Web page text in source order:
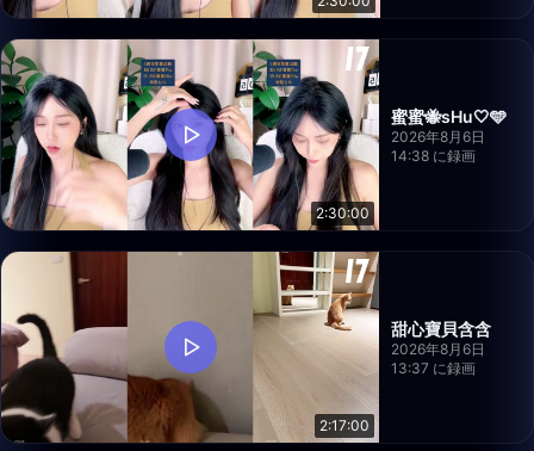
2:30:00
蜜蜜🐝sHu🤍🩵
2026年8月6日
14:38 に録画
2:17:00
甜心寶貝含含
2026年8月6日
13:37 に録画